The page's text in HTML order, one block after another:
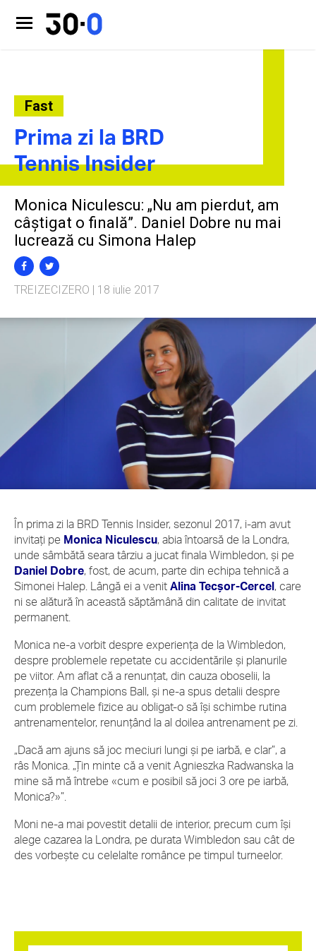
Fast
Prima zi la BRD
Tennis Insider
Monica Niculescu: „Nu am pierdut, am
câștigat o finală”. Daniel Dobre nu mai
lucrează cu Simona Halep
TREIZECIZERO | 18 iulie 2017
În prima zi la BRD Tennis Insider, sezonul 2017, i-am avut
invitați pe Monica Niculescu, abia întoarsă de la Londra,
unde sâmbătă seara târziu a jucat finala Wimbledon, și pe
Daniel Dobre, fost, de acum, parte din echipa tehnică a
Simonei Halep. Lângă ei a venit Alina Tecșor-Cercel, care
ni se alătură în această săptămână din calitate de invitat
permanent.
Monica ne-a vorbit despre experiența de la Wimbledon,
despre problemele repetate cu accidentările și planurile
pe viitor. Am aflat că a renunțat, din cauza oboselii, la
prezența la Champions Ball, și ne-a spus detalii despre
cum problemele fizice au obligat-o să își schimbe rutina
antrenamentelor, renunțând la al doilea antrenament pe zi.
„Dacă am ajuns să joc meciuri lungi și pe iarbă, e clar”, a
râs Monica. „Țin minte că a venit Agnieszka Radwanska la
mine să mă întrebe «cum e posibil să joci 3 ore pe iarbă,
Monica?»”.
Moni ne-a mai povestit detalii de interior, precum cum își
alege cazarea la Londra, pe durata Wimbledon sau cât de
des vorbește cu celelalte românce pe timpul turneelor.